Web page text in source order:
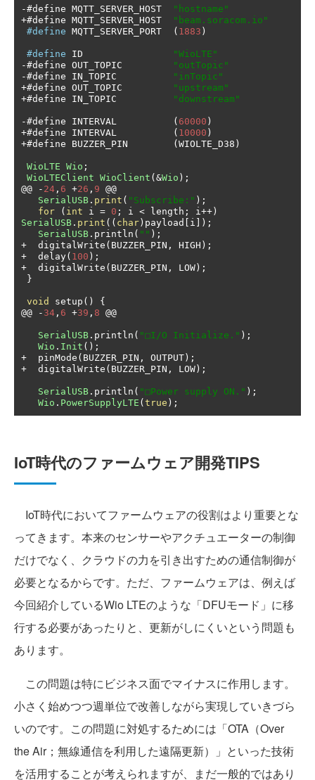
-#define MQTT_SERVER_HOST
"hostname"
+#define MQTT_SERVER_HOST
"beam.soracom.io"
#define MQTT_SERVER_PORT ( 1883 )
#define ID
"WioLTE"
-#define OUT_TOPIC
"outTopic"
-#define IN_TOPIC
"inTopic"
+#define OUT_TOPIC
"upstream"
+#define IN_TOPIC "downstream"
-#define INTERVAL ( 60000 )
+#define INTERVAL ( 10000 )
+#define BUZZER_PIN ( WIOLTE_D38 )
WioLTE Wio ;
WioLTEClient WioClient (&Wio );
@@
- 24 , 6 +26 , 9 @@
SerialUSB . print ( "Subscribe:" );
for
( int i = 0 ; i < length ; i++)
SerialUSB . print (( char ) payload i ]);
SerialUSB . println ( "" );
+
  digitalWrite
( BUZZER_PIN , HIGH );
+
  delay
( 100 );
+
  digitalWrite
( BUZZER_PIN , LOW );
}
void setup ()
{
@@
- 34 , 6 +39 , 8 @@
SerialUSB . println ( "□I/O Initialize." );
Wio . Init ();
+
  pinMode
( BUZZER_PIN , OUTPUT );
+
  digitalWrite
( BUZZER_PIN , LOW );
SerialUSB . println ( "□Power supply ON." );
Wio . PowerSupplyLTE ( true );
IoT時代のファームウェア開発TIPS
IoT時代においてファームウェアの役割はより重要とな
ってきます。本来のセンサーやアクチュエーターの制御
だけでなく、クラウドの力を引き出すための通信制御が
必要となるからです。ただ、ファームウェアは、例えば
今回紹介しているWio LTEのような「DFUモード」に移
行する必要があったりと、更新がしにくいという問題も
あります。
この問題は特にビジネス面でマイナスに作用します。
小さく始めつつ週単位で改善しながら実現していきづら
いのです。この問題に対処するためには「OTA（Over
the Air；無線通信を利用した遠隔更新）」といった技術
を活用することが考えられますが、まだ一般的ではあり